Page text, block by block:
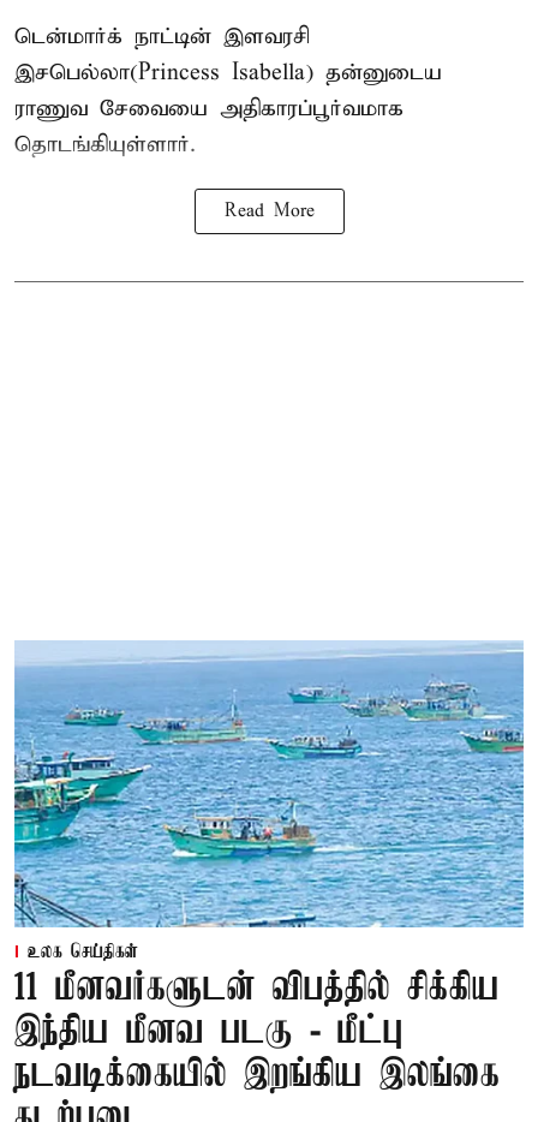
டென்மார்க் நாட்டின் இளவரசி
இசபெல்லா(Princess Isabella) தன்னுடைய
ராணுவ சேவையை அதிகாரப்பூர்வமாக
தொடங்கியுள்ளார்.
Read More
உலக செய்திகள்
11 மீனவர்களுடன் விபத்தில் சிக்கிய
இந்திய மீனவ படகு - மீட்பு
நடவடிக்கையில் இறங்கிய இலங்கை